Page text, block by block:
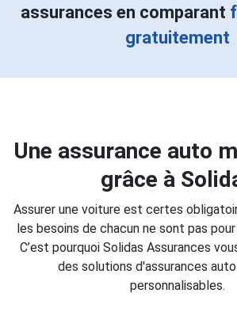
assurances en comparant
gratuitement
Une assurance auto
grâce à
Assurer une voiture est certes
les besoins de chacun ne sont pas
C’est pourquoi Solidas Assurances
des solutions d'assurances
personnalisables.